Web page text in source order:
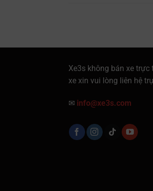
Xe3s không bán xe trực
xe xin vui lòng liên hệ
✉ info@xe3s.com